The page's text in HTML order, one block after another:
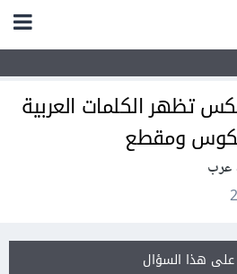
تظهر الكلمات العربية
ومقطع
عرب
هذا السؤال